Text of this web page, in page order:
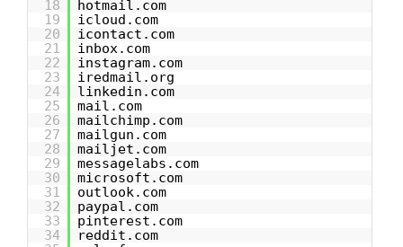
18
hotmail.com
19
icloud.com
20
icontact.com
21
inbox.com
22
instagram.com
23
iredmail.org
24
linkedin.com
25
mail.com
26
mailchimp.com
27
mailgun.com
28
mailjet.com
29
messagelabs.com
30
microsoft.com
31
outlook.com
32
paypal.com
33
pinterest.com
34
reddit.com